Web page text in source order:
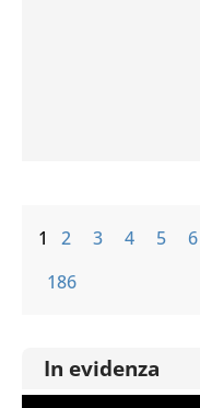
1 2 3 4 5 6
186
In evidenza